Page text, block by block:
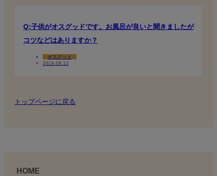
Q:子供がオスグッドです。お風呂が良いと聞きましたが
コツなどはありますか？
オスグッド
2019.09.12
トップページに戻る
HOME